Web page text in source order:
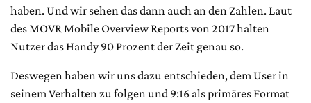
haben. Und wir sehen das dann auch an den Zahlen. Laut
des MOVR Mobile Overview Reports von 2017 halten
Nutzer das Handy 90 Prozent der Zeit genau so.
Deswegen haben wir uns dazu entschieden, dem User in
seinem Verhalten zu folgen und 9:16 als primäres Format